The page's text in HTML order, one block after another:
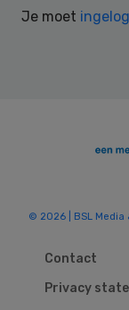
Je moet
© 2026 | BSL Media
Contact
Privacy